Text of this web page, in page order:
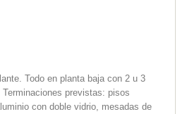
Todo en planta baja con 2 u 3
previstas: pisos
con doble vidrio, mesadas de